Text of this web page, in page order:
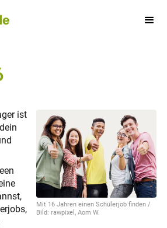
Mit 16 Jahren einen Schülerjob finden /
Bild: rawpixel, Aom W.
ist